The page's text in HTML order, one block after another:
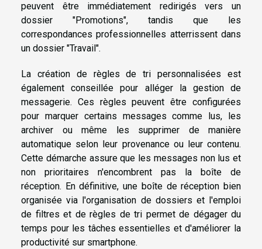
peuvent être immédiatement redirigés vers un
dossier "Promotions", tandis que les
correspondances professionnelles atterrissent dans
un dossier "Travail".
La création de règles de tri personnalisées est
également conseillée pour alléger la gestion de
messagerie. Ces règles peuvent être configurées
pour marquer certains messages comme lus, les
archiver ou même les supprimer de manière
automatique selon leur provenance ou leur contenu.
Cette démarche assure que les messages non lus et
non prioritaires n'encombrent pas la boîte de
réception. En définitive, une boîte de réception bien
organisée via l'organisation de dossiers et l'emploi
de filtres et de règles de tri permet de dégager du
temps pour les tâches essentielles et d'améliorer la
productivité sur smartphone.